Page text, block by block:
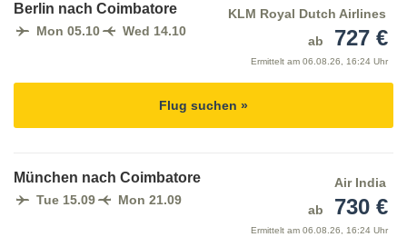
Berlin nach Coimbatore
Mon 05.10 Wed 14.10
KLM Royal Dutch Airlines
ab
727 €
Ermittelt am 06.08.26, 16:24 Uhr
Flug suchen »
München nach Coimbatore
Tue 15.09 Mon 21.09
Air India
ab
730 €
Ermittelt am 06.08.26, 16:24 Uhr